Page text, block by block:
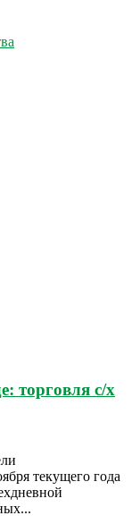
торговля с/х
текущего года